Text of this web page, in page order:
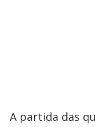
A partida das